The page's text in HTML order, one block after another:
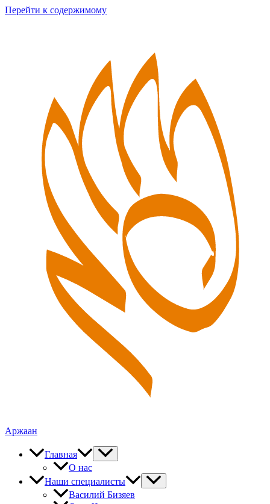
Перейти к содержимому
Аржаан
Главная
О нас
Наши специалисты
Василий Бизяев